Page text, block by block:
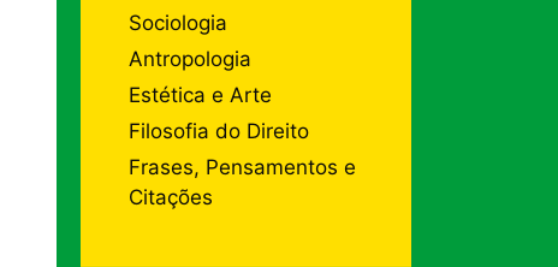
Sociologia
Antropologia
Estética e Arte
Filosofia do Direito
Frases, Pensamentos e
Citações